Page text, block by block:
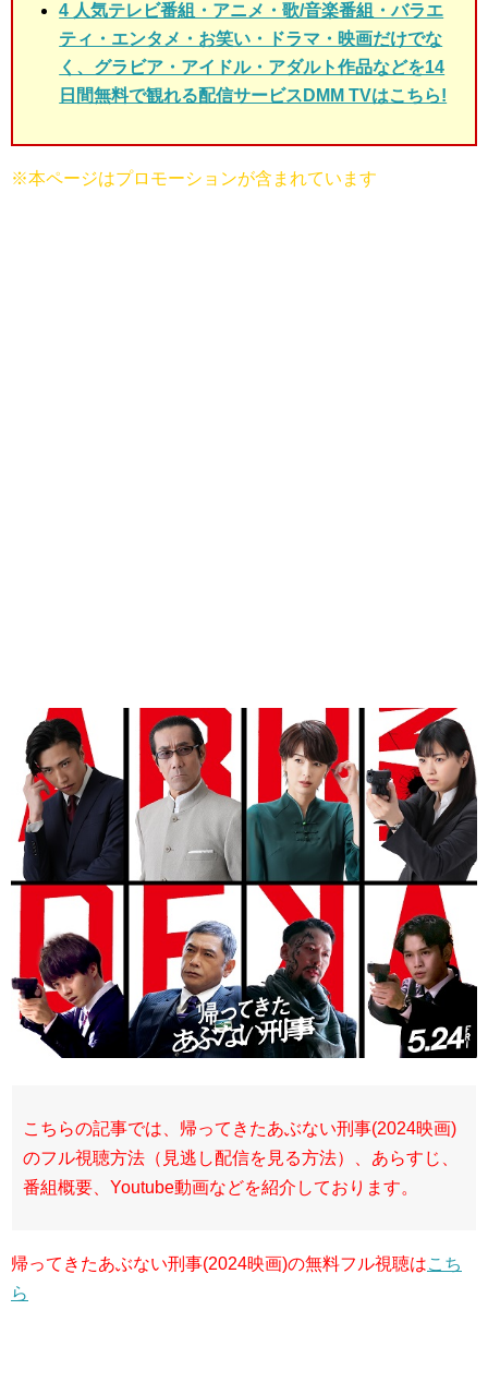
4 人気テレビ番組・アニメ・歌/音楽番組・バラエ
ティ・エンタメ・お笑い・ドラマ・映画だけでな
く、グラビア・アイドル・アダルト作品などを14
日間無料で観れる配信サービスDMM TVはこちら!
※本ページはプロモーションが含まれています
こちらの記事では、帰ってきたあぶない刑事(2024映画)
のフル視聴方法（見逃し配信を見る方法）、あらすじ、
番組概要、Youtube動画などを紹介しております。
帰ってきたあぶない刑事(2024映画)の無料フル視聴はこち
ら